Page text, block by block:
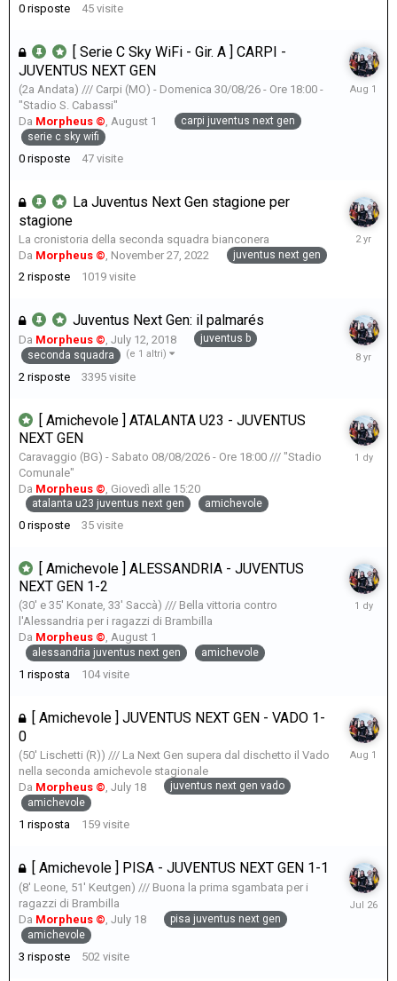
0 risposte 45 visite
[ Serie C Sky WiFi - Gir. A ] CARPI -
JUVENTUS NEXT GEN
(2a Andata) /// Carpi (MO) - Domenica 30/08/26 - Ore 18:00 -
"Stadio S. Cabassi"
Da Morpheus © August 1
carpi juventus next gen
serie c sky wifi
0 risposte 47 visite
August
La Juventus Next Gen stagione per
stagione
La cronistoria della seconda squadra bianconera
Da Morpheus ©, November 27, 2022 juventus next gen
2 risposte 1019 visite
January
Juventus Next Gen: il palmarés
Da Morpheus © July 12, 2018
juventus b
seconda squadra
(e 1 altri)
2 risposte 3395 visite
July
[ Amichevole ] ATALANTA U23 - JUVENTUS
NEXT GEN
Caravaggio (BG) - Sabato 08/08/2026 - Ore 18:00 /// "Stadio
Comunale"
Da Morpheus © Giovedì alle 15:20
atalanta u23 juventus next gen amichevole
0 risposte 35 visite
Giovedì
[ Amichevole ] ALESSANDRIA - JUVENTUS
NEXT GEN 1-2
(30' e 35' Konate, 33' Saccà) /// Bella vittoria contro
l'Alessandria per i ragazzi di Brambilla
Da Morpheus ©, August 1
alessandria juventus next gen amichevole
1 risposta 104 visite
Giovedì
[ Amichevole ] JUVENTUS NEXT GEN - VADO 1-
0
(50' Lischetti (R)) /// La Next Gen supera dal dischetto il Vado
nella seconda amichevole stagionale
Da Morpheus © July 18
juventus next gen vado
amichevole
1 risposta 159 visite
August
[ Amichevole ] PISA - JUVENTUS NEXT GEN 1-1
(8' Leone, 51' Keutgen) /// Buona la prima sgambata per i
ragazzi di Brambilla
Da Morpheus ©, July 18
pisa juventus next gen
amichevole
3 risposte 502 visite
July